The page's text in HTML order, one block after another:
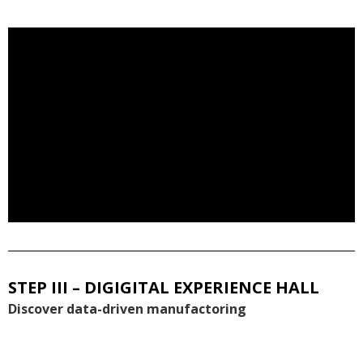
STEP III – DIGIGITAL EXPERIENCE HALL
Discover data-driven manufactoring